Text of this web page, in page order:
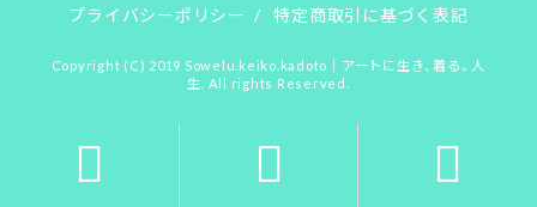
プライバシーポリシー / 特定商取引に基づく表記
Copyright (C) 2019 Sowelu.keiko.kadoto｜アートに生き、着る。人
生. All rights Reserved.
  